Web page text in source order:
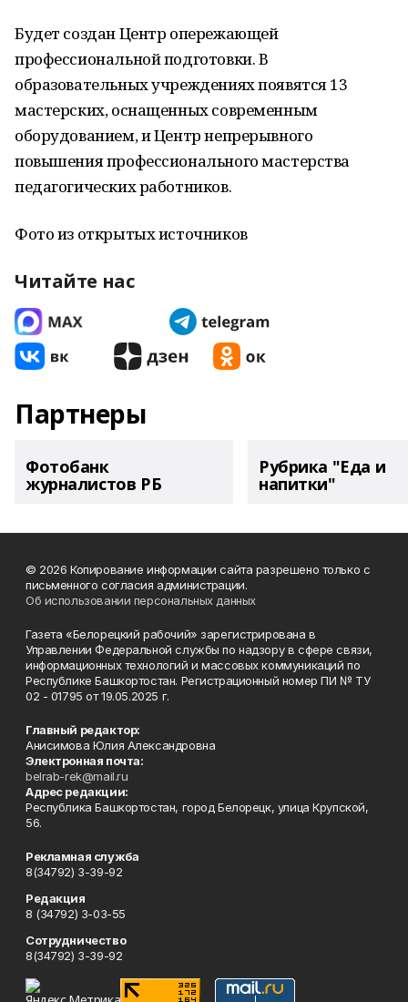
Будет создан Центр опережающей
профессиональной подготовки. В
образовательных учреждениях появятся 13
мастерских, оснащенных современным
оборудованием, и Центр непрерывного
повышения профессионального мастерства
педагогических работников.
Фото из открытых источников
Читайте нас
Партнеры
Фотобанк
журналистов РБ
Рубрика "Еда и
напитки"
© 2026 Копирование информации сайта разрешено только с
письменного согласия администрации.
Об использовании персональных данных
Газета «Белорецкий рабочий» зарегистрирована в
Управлении Федеральной службы по надзору в сфере связи,
информационных технологий и массовых коммуникаций по
Республике Башкортостан. Регистрационный номер ПИ № ТУ
02 - 01795 от 19.05.2025 г.
Главный редактор:
Анисимова Юлия Александровна
Электронная почта:
belrab-rek@mail.ru
Адрес редакции:
Республика Башкортостан, город Белорецк, улица Крупской,
56.
Рекламная служба
8(34792) 3-39-92
Редакция
8 (34792) 3-03-55
Сотрудничество
8(34792) 3-39-92